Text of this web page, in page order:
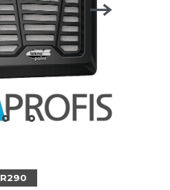
R290